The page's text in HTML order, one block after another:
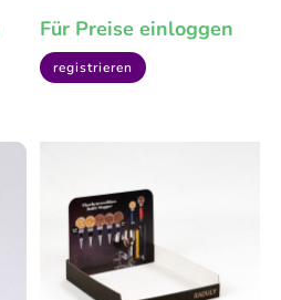
Für Preise einloggen
registrieren